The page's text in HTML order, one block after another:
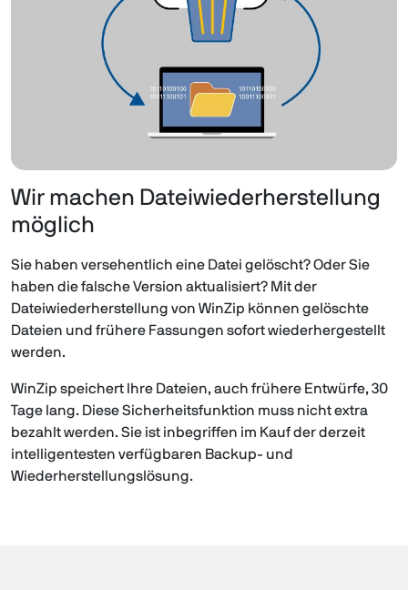
Wir machen Dateiwiederherstellung
möglich
Sie haben versehentlich eine Datei gelöscht? Oder Sie
haben die falsche Version aktualisiert? Mit der
Dateiwiederherstellung von WinZip können gelöschte
Dateien und frühere Fassungen sofort wiederhergestellt
werden.
WinZip speichert Ihre Dateien, auch frühere Entwürfe, 30
Tage lang. Diese Sicherheitsfunktion muss nicht extra
bezahlt werden. Sie ist inbegriffen im Kauf der derzeit
intelligentesten verfügbaren Backup- und
Wiederherstellungslösung.